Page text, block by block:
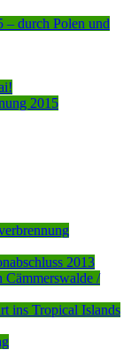
– durch Polen und
2015
2013
Cämmerswalde /
ins Tropical Islands